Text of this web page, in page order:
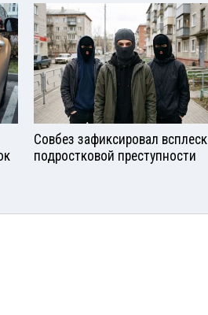
Совбез зафиксировал всплеск
подростковой преступности